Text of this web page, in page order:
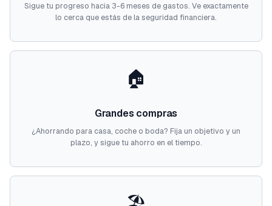
Sigue tu progreso hacia 3-6 meses de gastos. Ve exactamente
lo cerca que estás de la seguridad financiera.
🏠
Grandes compras
¿Ahorrando para casa, coche o boda? Fija un objetivo y un
plazo, y sigue tu ahorro en el tiempo.